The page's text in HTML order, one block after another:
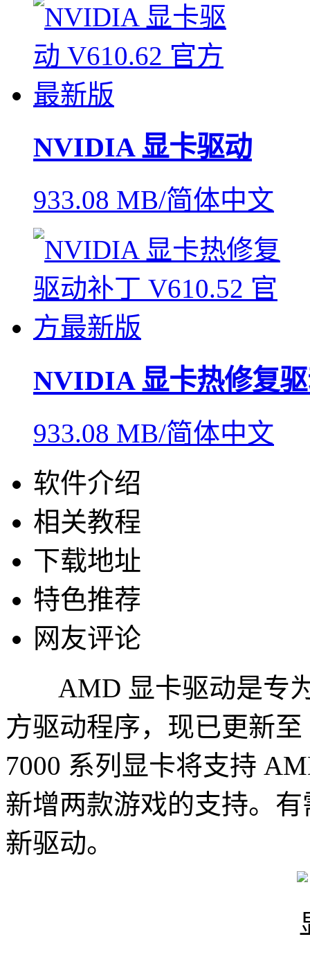
NVIDIA 显卡驱动
933.08 MB/简体中文
NVIDIA 显卡热修复
933.08 MB/简体中文
软件介绍
相关教程
下载地址
特色推荐
网友评论
AMD 显卡驱动是专为
方驱动程序，现已更新
7000 系列显卡将支持
新增两款游戏的支持。
新驱动。